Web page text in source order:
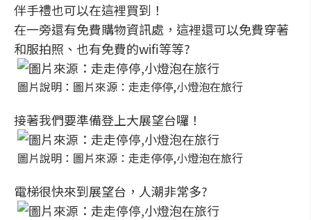
伴手禮也可以在這裡買到！
在一旁還有免費購物資訊處，這裡還可以免費穿著
和服拍照、也有免費的wifi等等?
圖片說明：圖片來源：走走停停,小燈泡在旅行
接著我們要準備登上大展望台囉！
圖片說明：圖片來源：走走停停,小燈泡在旅行
電梯很快來到展望台，人潮非常多?